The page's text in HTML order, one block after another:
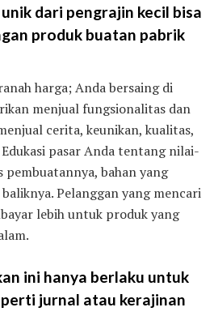
dari pengrajin kecil bisa
produk buatan pabrik
harga; Anda bersaing di
menjual fungsionalitas dan
cerita, keunikan, kualitas,
pasar Anda tentang nilai-
pembuatannya, bahan yang
Pelanggan yang mencari
lebih untuk produk yang
ini hanya berlaku untuk
jurnal atau kerajinan